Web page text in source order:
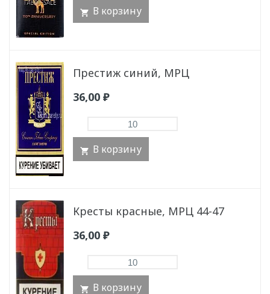
В корзину
Престиж синий, МРЦ
36,00 ₽
В корзину
Кресты красные, МРЦ 44-47
36,00 ₽
В корзину